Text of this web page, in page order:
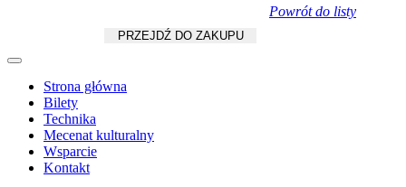
PRZEJDŹ DO ZAKUPU
Strona główna
Bilety
Technika
Mecenat kulturalny
Wsparcie
Kontakt
Powrót do listy